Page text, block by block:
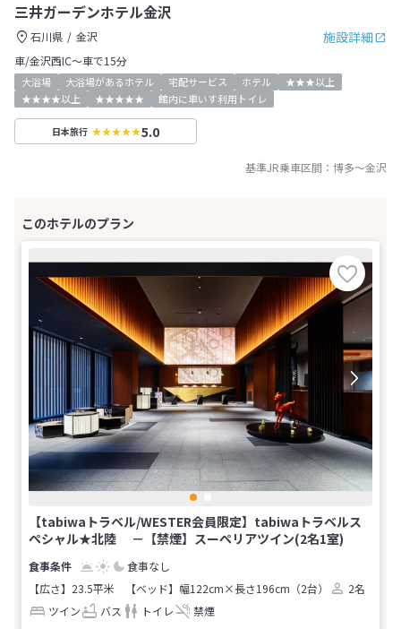
三井ガーデンホテル金沢
施設詳細
石川県
金沢
車/金沢西IC～車で15分
大浴場 大浴場があるホテル 宅配サービス ホテル
★★★以上
★★★★以上
★★★★★ 館内に車いす利用トイレ
日本旅行 5.0
基準JR乗車区間： 博多～金沢
【tabiwaトラベル/WESTER会員限定】tabiwaトラベルス
ペシャル★北陸 －【禁煙】スーペリアツイン(2名1室)
食事なし
【広さ】23.5平米
【ベッド】幅122cm×長さ196cm（2台）
2名
ツイン
バス トイレ 禁煙